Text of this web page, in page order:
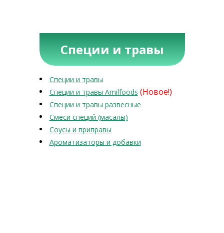
Специи и травы
Специи и травы
Специи и травы Amilfoods (Новое!)
Специи и травы развесные
Смеси специй (масалы)
Соусы и приправы
Ароматизаторы и добавки